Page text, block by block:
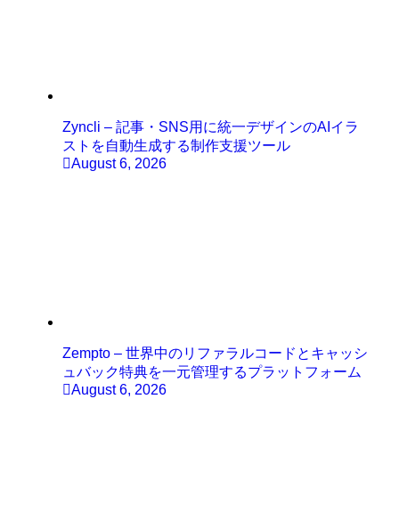
Zyncli – 記事・SNS用に統一デザインのAIイラ
ストを自動生成する制作支援ツール
August 6, 2026
Zempto – 世界中のリファラルコードとキャッシ
ュバック特典を一元管理するプラットフォーム
August 6, 2026